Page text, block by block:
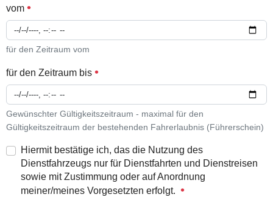
vom
für den Zeitraum vom
für den Zeitraum bis
Gewünschter Gültigkeitszeitraum - maximal für den
Gültigkeitszeitraum der bestehenden Fahrerlaubnis (Führerschein)
Hiermit bestätige ich, das die Nutzung des
Dienstfahrzeugs nur für Dienstfahrten und Dienstreisen
sowie mit Zustimmung oder auf Anordnung
meiner/meines Vorgesetzten erfolgt.